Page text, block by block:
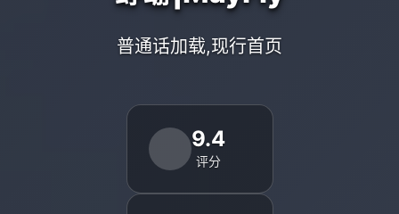
普通话加载,现行首页
9.4
评分